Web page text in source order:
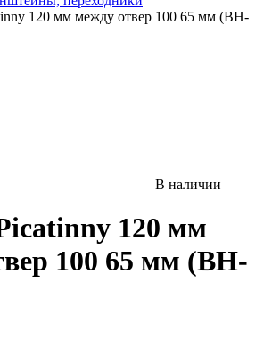
120 мм между отвер 100 65 мм (BH-
В наличии
120 мм
100 65 мм (BH-